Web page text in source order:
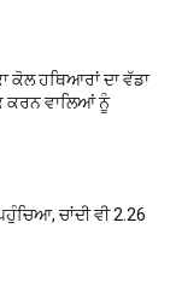
ਕੋਲ ਹਥਿਆਰਾਂ ਦਾ ਵੱਡਾ
ਕਰਨ ਵਾਲਿਆਂ ਨੂੰ
ਚਾਂਦੀ ਵੀ ₹2.26